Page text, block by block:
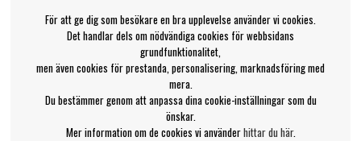
För att ge dig som besökare en bra upplevelse använder vi cookies.
Det handlar dels om nödvändiga cookies för webbsidans
grundfunktionalitet,
men även cookies för prestanda, personalisering, marknadsföring med
mera.
Du bestämmer genom att anpassa dina cookie-inställningar som du
önskar.
Mer information om de cookies vi använderhittar du här.